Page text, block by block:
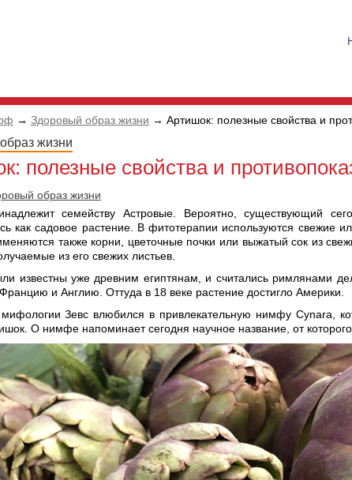
→ Здоровый образ жизни → Артишок: полезные свойства и
жизни
полезные свойства и
образ жизни
семейству Астровые. Вероятно, существующий
как садовое растение. В фитотерапии используются свежие
также корни, цветочные почки или выжатый сок из
из его свежих листьев.
известны уже древним египтянам, и считались римлянами
и Англию. Оттуда в 18 веке растение достигло Америки.
мифологии Зевс влюбился в привлекательную нимфу Cynara,
О нимфе напоминает сегодня научное название, от